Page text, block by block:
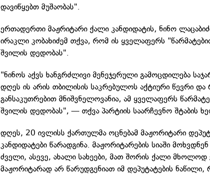
დავიწყებთ მუშაობას".
ერთადერთი მაჟრიტარი ქალი კანდიდატის, ნინო
ირაკლი კობახიძემ თქვა, რომ ის ყველაფერს
შვილის დედობას".
"ნინოს აქვს ხანგრძლივი მენეჯერული გამოცდილება
დღეს ის არის თბილისის საკრებულოს აქტიური წევრი და
განსაკუთრებით მნიშვნელოვანია, ამ ყველაფერს
შვილის დედობას", — თქვა პარტიის საარჩევნო შტაბის
დღეს, 20 ივლისს ქართულმა ოცნებამ მაჟორიტარი
კანდიდატები წარადგინა. მაჟორიტარების სიაში
ძველი, ასევე, ახალი სახეები, მათ შორის ქალი მხოლოდ
მაჟორიტარად არ წარუდგენიათ იმ დეპუტატების